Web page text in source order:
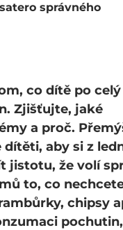
správného
co dítě po
Zjišťujte, jaké
a proč.
aby si z
jistotu, že volí
to, co
chipsy
pochutin,